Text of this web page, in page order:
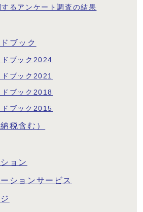
るアンケート調査の結果
ブック
ドブック2024
ドブック2021
ドブック2018
ドブック2015
税含む）
ョン
ションサービス